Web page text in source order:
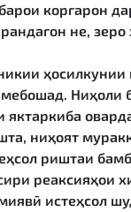
коргарон
не,
ҳосилкунии
мебошад. Ниҳоли
яктаркиба
ниҳоят
риштаи
реаксияҳои
истеҳсол